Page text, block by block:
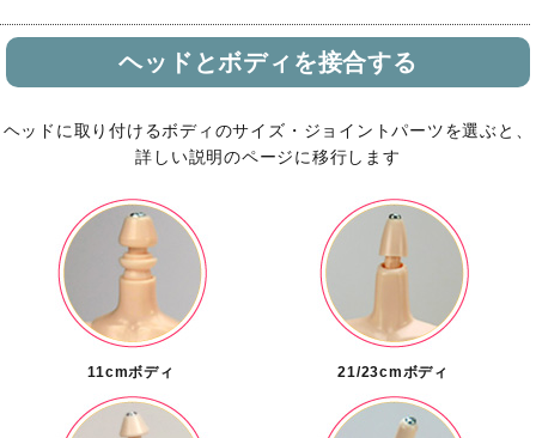
ヘッドとボディを接合する
ヘッドに取り付けるボディのサイズ・ジョイントパーツを選ぶと、
詳しい説明のページに移行します
11cmボディ 21/23cmボディ